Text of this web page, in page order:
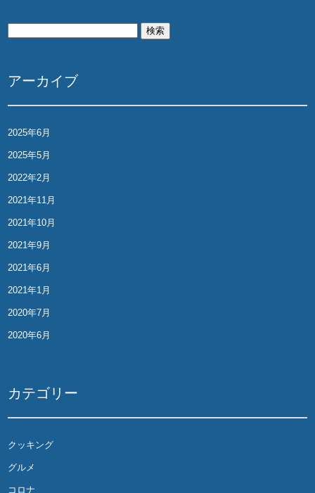
シ
ン
アーカイブ
2025年6月
2025年5月
2022年2月
2021年11月
2021年10月
2021年9月
2021年6月
2021年1月
2020年7月
2020年6月
カテゴリー
クッキング
グルメ
コロナ